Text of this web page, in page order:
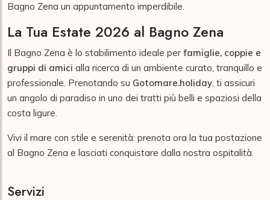
Bagno Zena un appuntamento imperdibile.
La Tua Estate 2026 al Bagno Zena
Il Bagno Zena è lo stabilimento ideale per famiglie, coppie e
gruppi di amici alla ricerca di un ambiente curato, tranquillo e
professionale. Prenotando su Gotomare.holiday, ti assicuri
un angolo di paradiso in uno dei tratti più belli e spaziosi della
costa ligure.
Vivi il mare con stile e serenità: prenota ora la tua postazione
al Bagno Zena e lasciati conquistare dalla nostra ospitalità.
Servizi